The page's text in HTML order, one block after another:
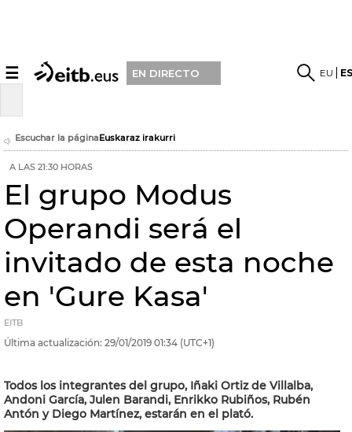
☰ EN DIRECTO EU
Escuchar la páginaEuskaraz irakurri
A LAS 21:30 HORAS
El grupo Modus
Operandi será el
invitado de esta noche
en 'Gure Kasa'
EITB
Última actualización: 29/01/2019 01:34 (UTC+1)
Todos los integrantes del grupo, Iñaki Ortiz de Villalba,
Andoni García, Julen Barandi, Enrikko Rubiños, Rubén
Antón y Diego Martínez, estarán en el plató.